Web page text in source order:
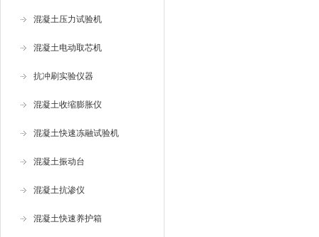
混凝土压力试验机
混凝土电动取芯机
抗冲刷实验仪器
混凝土收缩膨胀仪
混凝土快速冻融试验机
混凝土振动台
混凝土抗渗仪
混凝土快速养护箱